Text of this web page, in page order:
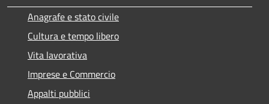
Anagrafe e stato civile
Cultura e tempo libero
Vita lavorativa
Imprese e Commercio
Appalti pubblici